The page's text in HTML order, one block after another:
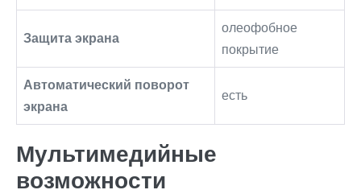
Защита экрана
олеофобное
покрытие
Автоматический поворот
экрана
есть
Мультимедийные
возможности